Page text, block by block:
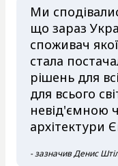
Ми
що зараз
споживач
стала
рішень для
для всього
невід'ємною
архітектури
- зазначив Денис